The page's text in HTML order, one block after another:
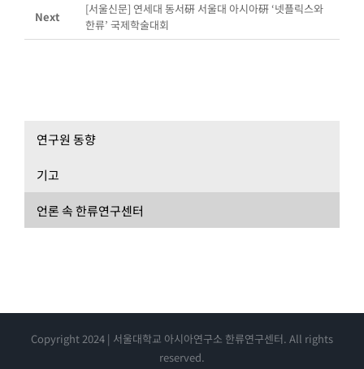
Next
[서울신문] 연세대 동서硏 서울대 아시아硏 ‘넷플릭스와
한류’ 국제학술대회
연구원 동향
기고
언론 속 한류연구센터
Copyright 2024 | 서울대학교 아시아연구소 한류연구센터. All rights
reserved.